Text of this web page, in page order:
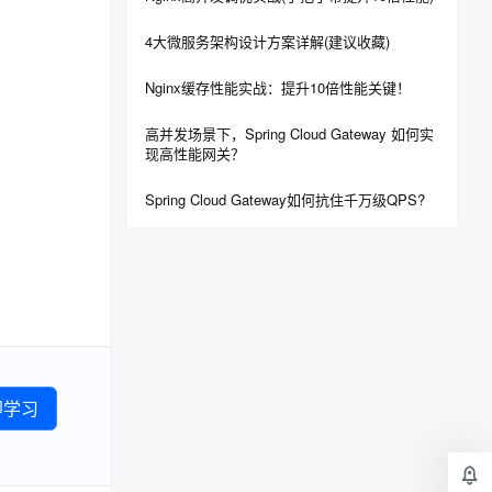
习
4大微服务架构设计方案详解(建议收藏)
Nginx缓存性能实战：提升10倍性能关键！
高并发场景下，Spring Cloud Gateway 如何实
现高性能网关？
Spring Cloud Gateway如何抗住千万级QPS?